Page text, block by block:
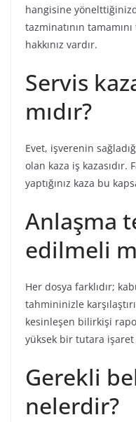
hangisine
tazminatının
hakkınız vardır.
Servis
mıdır?
Evet, işverenin
olan kaza iş kazasıdır.
yaptığınız kaza bu
Anlaşma
edilmeli
Her dosya farklıdır;
tahmininizle
kesinleşen bilirkişi
yüksek bir tutara işaret
Gerekli
nelerdir?